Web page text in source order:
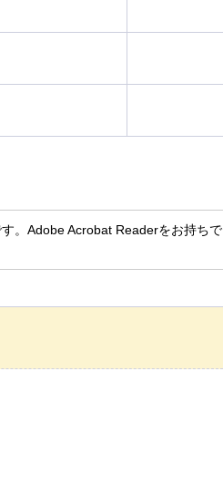
。Adobe Acrobat Readerをお持ちで